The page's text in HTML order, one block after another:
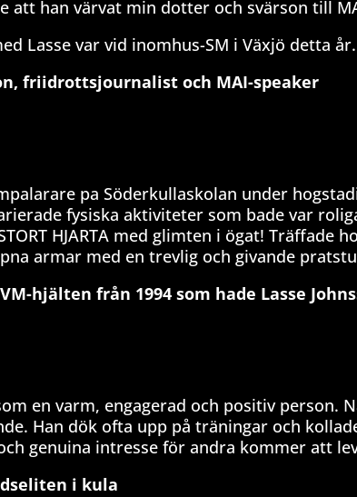
att han värvat min dotter och svärson till
Lasse var vid inomhus-SM i Växjö detta år.
friidrottsjournalist och MAI-speaker
pa Söderkullaskolan under
fysiska aktiviteter som bade var
HJARTA med glimten i ögat! Träffade
armar med en trevlig och givande
hjälten från 1994 som hade Lasse
en varm, engagerad och positiv
Han dök ofta upp på träningar och
genuina intresse för andra kommer att
i kula